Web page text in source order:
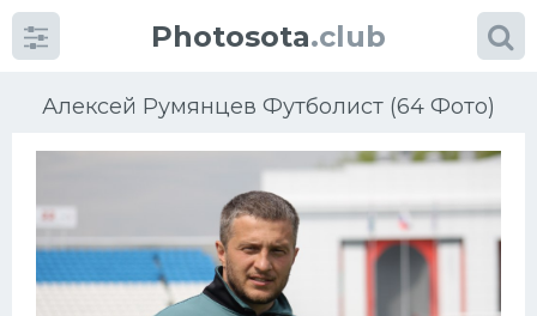
Photosota.club
Алексей Румянцев Футболист (64 Фото)
КатегорииФото